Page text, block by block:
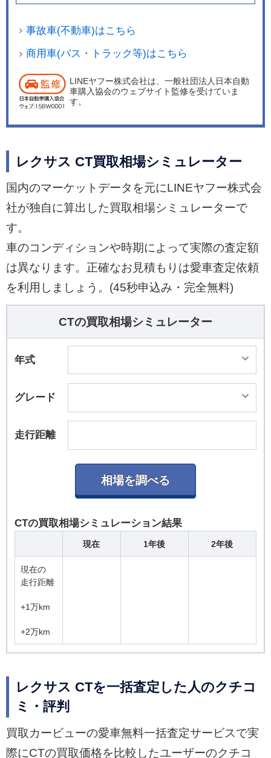
事故車(不動車)はこちら
商用車(バス・トラック等)はこちら
LINEヤフー株式会社は、一般社団法人日本自動
車購入協会のウェブサイト監修を受けていま
す。
レクサス CT買取相場シミュレーター
国内のマーケットデータを元にLINEヤフー株式会
社が独自に算出した買取相場シミュレーターで
す。
車のコンディションや時期によって実際の査定額
は異なります。正確なお見積もりは愛車査定依頼
を利用しましょう。(45秒申込み・完全無料)
CTの買取相場シミュレーター
年式
グレード
走行距離
CTの買取相場シミュレーション結果
現在 1年後 2年後
現在の
走行距離
+1万km
+2万km
レクサス CTを一括査定した人のクチコ
ミ・評判
買取カービューの愛車無料一括査定サービスで実
際にCTの買取価格を比較したユーザーのクチコ